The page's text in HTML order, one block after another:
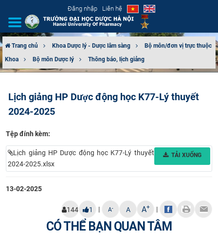
Đăng nhập Liên hệ
GIỚI THIỆU
TUYỂN SINH
ĐÀO TẠO
ĐẢM BẢO CHẤT LƯỢNG
CỰU NGƯỜI HỌC
Trang chủ Khoa Dược lý - Dược lâm sàng
Bộ môn/đơn vị trực thuộc
Khoa
Bộ môn Dược lý Thông báo, lịch giảng
Lịch giảng HP Dược động học K77-Lý thuyết
2024-2025
Tệp đính kèm:
Lịch giảng HP Dược động học K77-Lý thuyết
2024-2025.xlsx
TẢI XUỐNG
13-02-2025
144 1 | A- A A+ |
CÓ THỂ BẠN QUAN TÂM